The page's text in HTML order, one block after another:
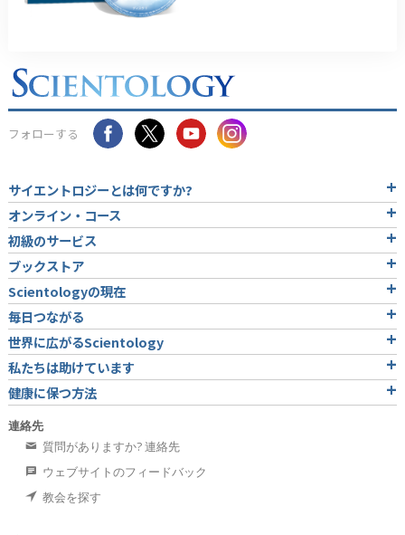
フォローする
サイエントロジーとは何ですか?
オンライン・コース
初級のサービス
ブックストア
Scientologyの現在
毎日つながる
世界に広がるScientology
私たちは助けています
健康に保つ方法
連絡先
質問がありますか? 連絡先
ウェブサイトのフィードバック
教会を探す